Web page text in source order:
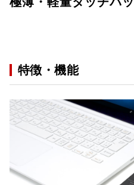
特徴・機能